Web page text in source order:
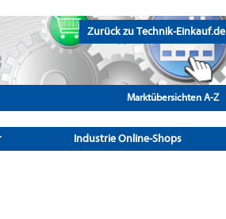
Zurück zu Technik-Einkauf.de
Marktübersichten A-Z
Industrie Online-Shops